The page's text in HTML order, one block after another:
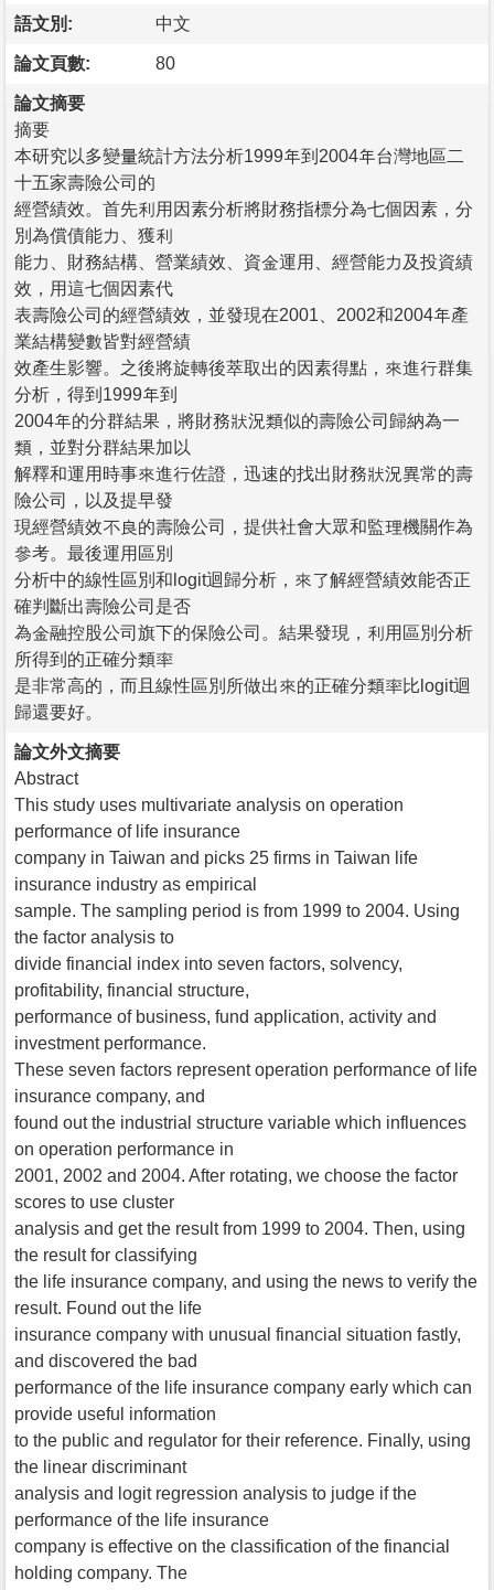
語文別: 中文
論文頁數: 80
論文摘要
摘要
本研究以多變量統計方法分析1999年到2004年台灣地區二
十五家壽險公司的
經營績效。首先利用因素分析將財務指標分為七個因素，分
別為償債能力、獲利
能力、財務結構、營業績效、資金運用、經營能力及投資績
效，用這七個因素代
表壽險公司的經營績效，並發現在2001、2002和2004年產
業結構變數皆對經營績
效產生影響。之後將旋轉後萃取出的因素得點，來進行群集
分析，得到1999年到
2004年的分群結果，將財務狀況類似的壽險公司歸納為一
類，並對分群結果加以
解釋和運用時事來進行佐證，迅速的找出財務狀況異常的壽
險公司，以及提早發
現經營績效不良的壽險公司，提供社會大眾和監理機關作為
參考。最後運用區別
分析中的線性區別和logit迴歸分析，來了解經營績效能否正
確判斷出壽險公司是否
為金融控股公司旗下的保險公司。結果發現，利用區別分析
所得到的正確分類率
是非常高的，而且線性區別所做出來的正確分類率比logit迴
歸還要好。
論文外文摘要
Abstract
This study uses multivariate analysis on operation
performance of life insurance
company in Taiwan and picks 25 firms in Taiwan life
insurance industry as empirical
sample. The sampling period is from 1999 to 2004. Using
the factor analysis to
divide financial index into seven factors, solvency,
profitability, financial structure,
performance of business, fund application, activity and
investment performance.
These seven factors represent operation performance of life
insurance company, and
found out the industrial structure variable which influences
on operation performance in
2001, 2002 and 2004. After rotating, we choose the factor
scores to use cluster
analysis and get the result from 1999 to 2004. Then, using
the result for classifying
the life insurance company, and using the news to verify the
result. Found out the life
insurance company with unusual financial situation fastly,
and discovered the bad
performance of the life insurance company early which can
provide useful information
to the public and regulator for their reference. Finally, using
the linear discriminant
analysis and logit regression analysis to judge if the
performance of the life insurance
company is effective on the classification of the financial
holding company. The